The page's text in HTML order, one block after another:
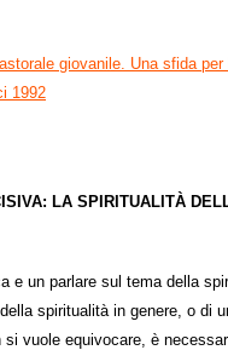
giovanile. Una sfida
1992
LA SPIRITUALITÀ
e un parlare sul tema della
spiritualità in genere, o di
si vuole equivocare, è